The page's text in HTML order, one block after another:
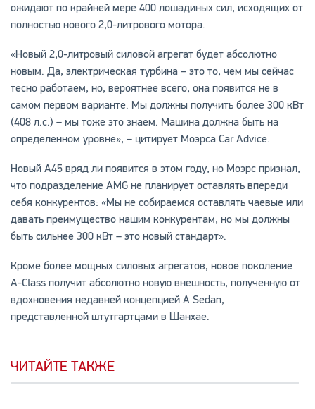
ожидают по крайней мере 400 лошадиных сил, исходящих от
полностью нового 2,0-литрового мотора.
«Новый 2,0-литровый силовой агрегат будет абсолютно
новым. Да, электрическая турбина – это то, чем мы сейчас
тесно работаем, но, вероятнее всего, она появится не в
самом первом варианте. Мы должны получить более 300 кВт
(408 л.с.) – мы тоже это знаем. Машина должна быть на
определенном уровне», – цитирует Моэрса Car Advice.
Новый A45 вряд ли появится в этом году, но Моэрс признал,
что подразделение AMG не планирует оставлять впереди
себя конкурентов: «Мы не собираемся оставлять чаевые или
давать преимущество нашим конкурентам, но мы должны
быть сильнее 300 кВт – это новый стандарт».
Кроме более мощных силовых агрегатов, новое поколение
A-Class получит абсолютно новую внешность, полученную от
вдохновения недавней концепцией A Sedan,
представленной штутгартцами в Шанхае.
ЧИТАЙТЕ ТАКЖЕ